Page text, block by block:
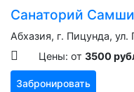
Санаторий
Абхазия, г. Пицунда, ул.
Цены: от 3500
Забронировать